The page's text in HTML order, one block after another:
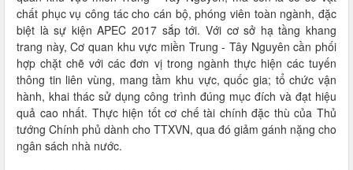
chất phục vụ công tác cho cán bộ, phóng viên toàn ngành, đặc
biệt là sự kiện APEC 2017 sắp tới. Với cơ sở hạ tầng khang
trang này, Cơ quan khu vực miền Trung - Tây Nguyên cần phối
hợp chặt chẽ với các đơn vị trong ngành thực hiện các tuyến
thông tin liên vùng, mang tầm khu vực, quốc gia; tổ chức vận
hành, khai thác sử dụng công trình đúng mục đích và đạt hiệu
quả cao nhất. Thực hiện tốt cơ chế tài chính đặc thù của Thủ
tướng Chính phủ dành cho TTXVN, qua đó giảm gánh nặng cho
ngân sách nhà nước.